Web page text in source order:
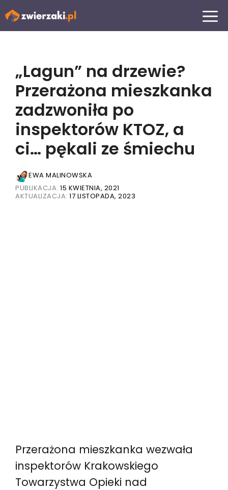
Przejdź
MENU
„Lagun” na drzewie?
Przerażona mieszkanka
zadzwoniła po
inspektorów KTOZ, a
ci… pękali ze śmiechu
EWA MALINOWSKA
PUBLIKACJA: 15 KWIETNIA, 2021
AKTUALIZACJA: 17 LISTOPADA, 2023
Przerażona mieszkanka wezwała
inspektorów Krakowskiego
Towarzystwa Opieki nad